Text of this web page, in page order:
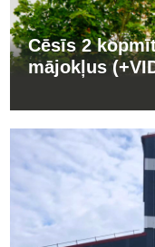
Cēsīs 2
mājokļus